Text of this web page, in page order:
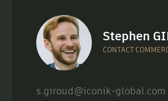
Stephen
CONTACT
s.giroud@iconik-global.com